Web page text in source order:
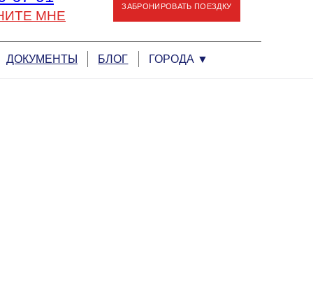
ЗАБРОНИРОВАТЬ ПОЕЗДКУ
МНЕ
ДОКУМЕНТЫ БЛОГ ГОРОДА ▼